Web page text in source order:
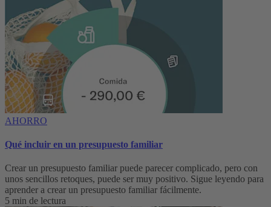
AHORRO
Qué incluir en un presupuesto familiar
Crear un presupuesto familiar puede parecer complicado, pero con
unos sencillos retoques, puede ser muy positivo. Sigue leyendo para
aprender a crear un presupuesto familiar fácilmente.
5 min de lectura